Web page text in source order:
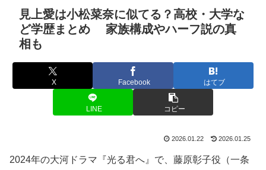
見上愛は小松菜奈に似てる？高校・大学な
ど学歴まとめ 家族構成やハーフ説の真
相も
X Facebook はてブ
LINE コピー
2026.01.22 2026.01.25
2024年の大河ドラマ『光る君へ』で、藤原彰子役（一条